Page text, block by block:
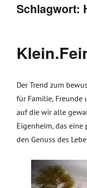
Schlagwort:
Der Trend zum
für Familie, Freunde
auf die wir alle
Eigenheim, das
den Genuss des